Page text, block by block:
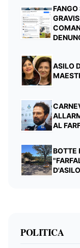
FANGO
ASILO
AL
BOTTE
POLITICA